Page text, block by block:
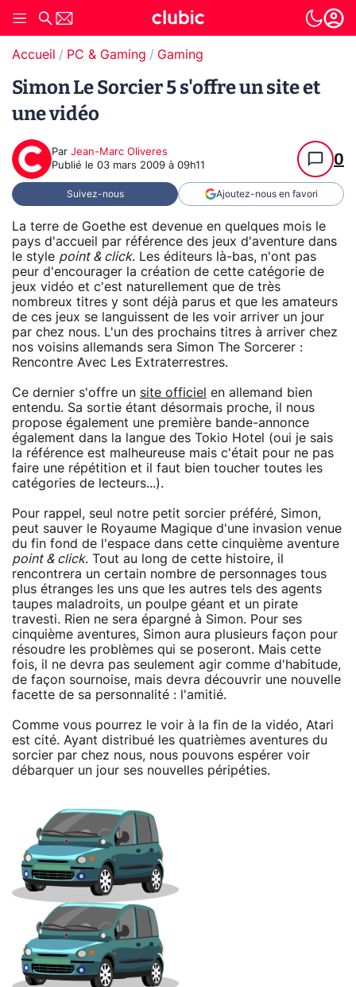
Accueil PC & Gaming Gaming
Simon Le Sorcier 5 s'offre un site et
une vidéo
Par Jean-Marc Oliveres
Publié le 03 mars 2009 à 09h11 0
Suivez-nous Ajoutez-nous en favori
La terre de Goethe est devenue en quelques mois le
pays d'accueil par référence des jeux d'aventure dans
le style point & click. Les éditeurs là-bas, n'ont pas
peur d'encourager la création de cette catégorie de
jeux vidéo et c'est naturellement que de très
nombreux titres y sont déjà parus et que les amateurs
de ces jeux se languissent de les voir arriver un jour
par chez nous. L'un des prochains titres à arriver chez
nos voisins allemands sera Simon The Sorcerer :
Rencontre Avec Les Extraterrestres.
Ce dernier s'offre un site officiel en allemand bien
entendu. Sa sortie étant désormais proche, il nous
propose également une première bande-annonce
également dans la langue des Tokio Hotel (oui je sais
la référence est malheureuse mais c'était pour ne pas
faire une répétition et il faut bien toucher toutes les
catégories de lecteurs...).
Pour rappel, seul notre petit sorcier préféré, Simon,
peut sauver le Royaume Magique d'une invasion venue
du fin fond de l'espace dans cette cinquième aventure
point & click. Tout au long de cette histoire, il
rencontrera un certain nombre de personnages tous
plus étranges les uns que les autres tels des agents
taupes maladroits, un poulpe géant et un pirate
travesti. Rien ne sera épargné à Simon. Pour ses
cinquième aventures, Simon aura plusieurs façon pour
résoudre les problèmes qui se poseront. Mais cette
fois, il ne devra pas seulement agir comme d'habitude,
de façon sournoise, mais devra découvrir une nouvelle
facette de sa personnalité : l'amitié.
Comme vous pourrez le voir à la fin de la vidéo, Atari
est cité. Ayant distribué les quatrièmes aventures du
sorcier par chez nous, nous pouvons espérer voir
débarquer un jour ses nouvelles péripéties.